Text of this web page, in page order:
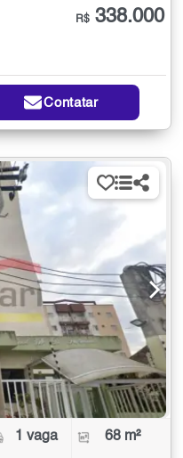
R$ 338.000
Contatar
1 vaga 68 m²